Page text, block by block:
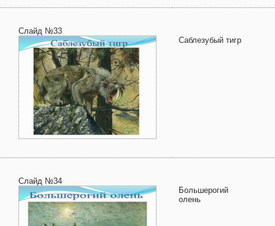
Слайд №33
Саблезубый тигр
Слайд №34
Большерогий
олень